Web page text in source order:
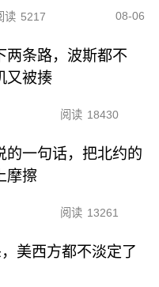
读 5217 08-06
两条路，波斯都不
又被揍
阅读 18430
的一句话，把北约的
摩擦
阅读 13261
美西方都不淡定了